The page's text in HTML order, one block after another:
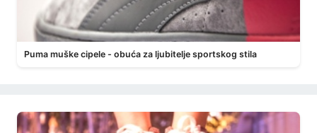
Puma muške cipele - obuća za ljubitelje sportskog stila